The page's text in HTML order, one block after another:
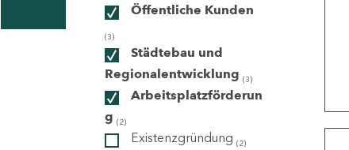
Öffentliche Kunden
(3)
Städtebau und
Regionalentwicklung (3)
Arbeitsplatzförderun
g (2)
Existenzgründung (2)